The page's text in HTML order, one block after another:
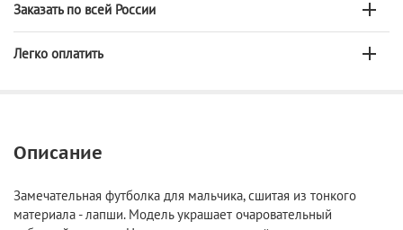
Заказать по всей России
Легко оплатить
Описание
Замечательная футболка для мальчика, сшитая из тонкого
материала - лапши. Модель украшает очаровательный